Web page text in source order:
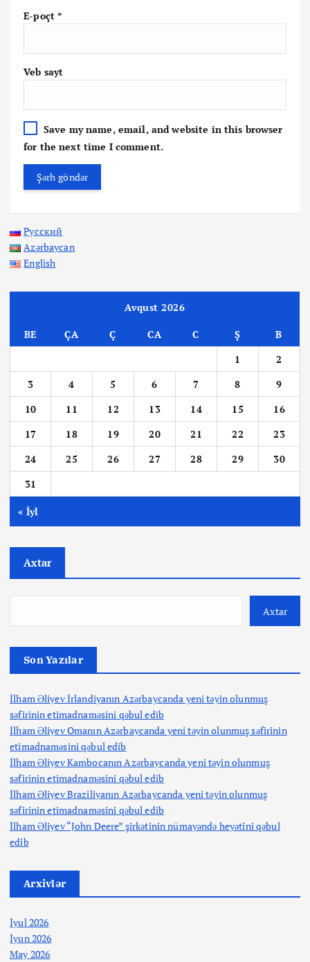
E-poçt*
Veb sayt
Save my name, email, and website in this browser
for the next time I comment.
Русский
Azərbaycan
English
Avqust 2026
BE ÇA Ç CA C Ş
B
1
2
3
4 5 6 7 8
9
10
11 12 13 14 15
16
17
18 19 20 21 22
23
24
25 26 27 28 29
30
31
« İyl
Axtar
Axtar
Son Yazılar
İlham Əliyev İrlandiyanın Azərbaycanda yeni təyin olunmuş
səfirinin etimadnaməsini qəbul edib
İlham Əliyev Omanın Azərbaycanda yeni təyin olunmuş səfirinin
etimadnaməsini qəbul edib
İlham Əliyev Kambocanın Azərbaycanda yeni təyin olunmuş
səfirinin etimadnaməsini qəbul edib
İlham Əliyev Braziliyanın Azərbaycanda yeni təyin olunmuş
səfirinin etimadnaməsini qəbul edib
İlham Əliyev “John Deere” şirkətinin nümayəndə heyətini qəbul
edib
Arxivlər
İyul 2026
İyun 2026
May 2026